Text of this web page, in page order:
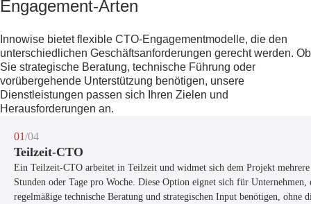
Engagement-Arten
Innowise bietet flexible CTO-Engagementmodelle, die den
unterschiedlichen Geschäftsanforderungen gerecht werden. Ob
Sie strategische Beratung, technische Führung oder
vorübergehende Unterstützung benötigen, unsere
Dienstleistungen passen sich Ihren Zielen und
Herausforderungen an.
01/04
Teilzeit-CTO
Ein Teilzeit-CTO arbeitet in Teilzeit und widmet sich dem Projekt mehrere
Stunden oder Tage pro Woche. Diese Option eignet sich für Unternehmen,
regelmäßige technische Beratung und strategischen Input benötigen, ohne